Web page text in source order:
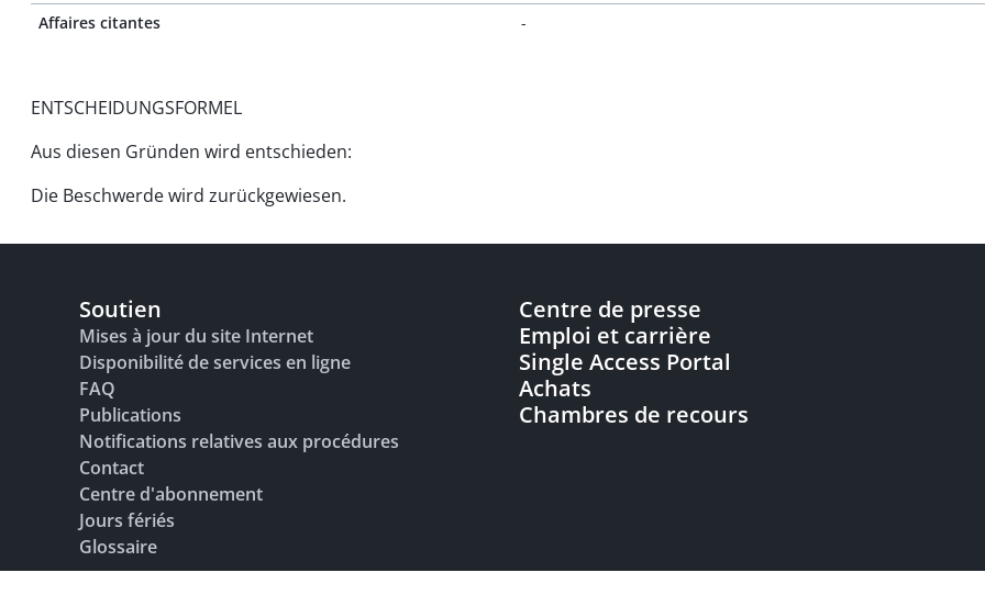
Affaires citantes
-
ENTSCHEIDUNGSFORMEL
Aus diesen Gründen wird entschieden:
Die Beschwerde wird zurückgewiesen.
Soutien
Mises à jour du site Internet
Disponibilité de services en ligne
FAQ
Publications
Notifications relatives aux procédures
Contact
Centre d'abonnement
Jours fériés
Glossaire
Centre de presse
Emploi et carrière
Single Access Portal
Achats
Chambres de recours